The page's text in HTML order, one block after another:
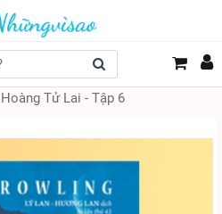
Tử Lai - Tập 6